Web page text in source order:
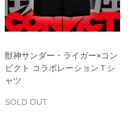
獣神サンダー・ライガー×コン
ビクト コラボレーションＴシ
ャツ
SOLD OUT